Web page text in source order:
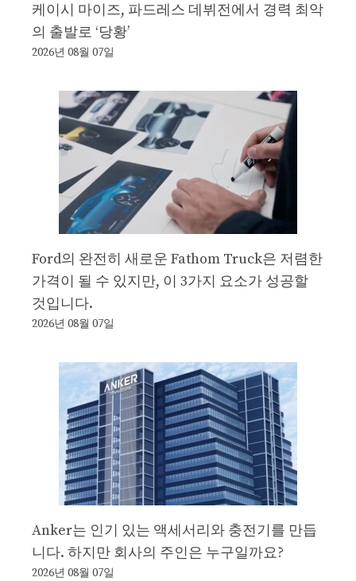
케이시 마이즈, 파드레스 데뷔전에서 경력 최악
의 출발로 ‘당황’
2026년 08월 07일
Ford의 완전히 새로운 Fathom Truck은 저렴한
가격이 될 수 있지만, 이 3가지 요소가 성공할
것입니다.
2026년 08월 07일
Anker는 인기 있는 액세서리와 충전기를 만듭
니다. 하지만 회사의 주인은 누구일까요?
2026년 08월 07일